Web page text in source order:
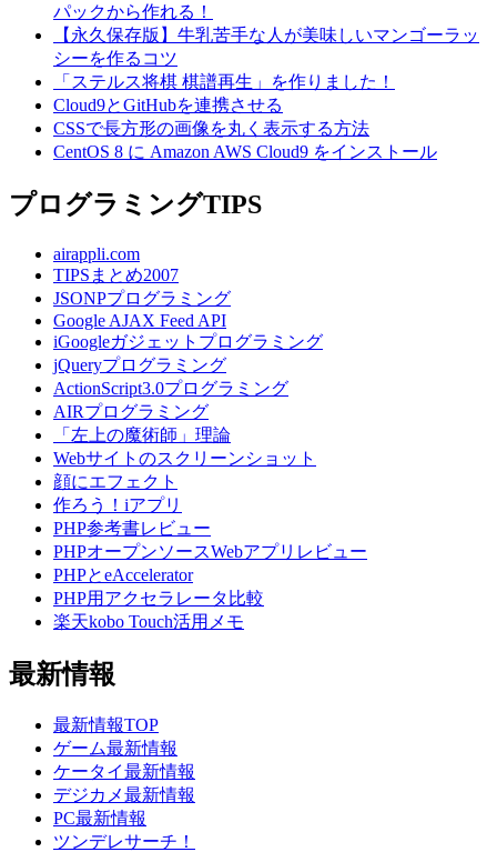
パックから作れる！
【永久保存版】牛乳苦手な人が美味しいマンゴーラッ
シーを作るコツ
「ステルス将棋 棋譜再生」を作りました！
Cloud9とGitHubを連携させる
CSSで長方形の画像を丸く表示する方法
CentOS 8 に Amazon AWS Cloud9 をインストール
プログラミングTIPS
airappli.com
TIPSまとめ2007
JSONPプログラミング
Google AJAX Feed API
iGoogleガジェットプログラミング
jQueryプログラミング
ActionScript3.0プログラミング
AIRプログラミング
「左上の魔術師」理論
Webサイトのスクリーンショット
顔にエフェクト
作ろう！iアプリ
PHP参考書レビュー
PHPオープンソースWebアプリレビュー
PHPとeAccelerator
PHP用アクセラレータ比較
楽天kobo Touch活用メモ
最新情報
最新情報TOP
ゲーム最新情報
ケータイ最新情報
デジカメ最新情報
PC最新情報
ツンデレサーチ！